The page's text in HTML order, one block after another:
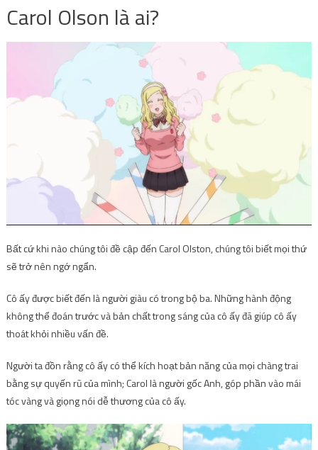
Carol Olson là ai?
Bất cứ khi nào chúng tôi đề cập đến Carol Olston, chúng tôi biết mọi thứ
sẽ trở nên ngớ ngẩn.
Cô ấy được biết đến là người giàu có trong bộ ba. Những hành động
không thể đoán trước và bản chất trong sáng của cô ấy đã giúp cô ấy
thoát khỏi nhiều vấn đề.
Người ta đồn rằng cô ấy có thể kích hoạt bản năng của mọi chàng trai
bằng sự quyến rũ của mình; Carol là người gốc Anh, góp phần vào mái
tóc vàng và giọng nói dễ thương của cô ấy.